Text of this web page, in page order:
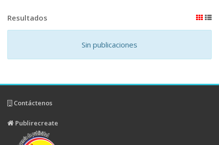
Resultados
Sin publicaciones
Contáctenos
Publirecreate